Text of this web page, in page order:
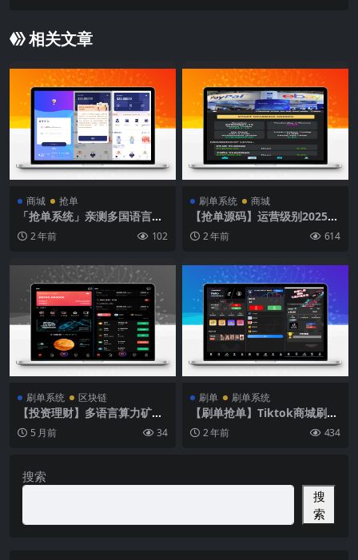
相关文章
商城 抢单
「抢单系统」亲测多国语言拼
单抢单系统源码V8 V12商城
2 年前 102
刷单系统 商城
【抢单源码】运营级别2025年
ebay易贝多语言抢单刷单系
统/叠加组/打针/独立代理后
2 年前 614
刷单系统 区块链
【投资理财】多语言算力矿机
源码/im即时通讯/FIL线性释
放 5 月前 34
刷单 刷单系统
【刷单抢单】Tiktok商城刷单
系统+叠加组打针+带五级分销
2 年前 434
搜索
搜
索